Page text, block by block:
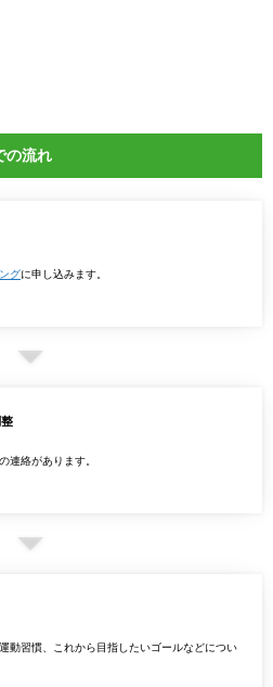
の流れ
グに申し込みます。
連絡があります。
動習慣、これから目指したいゴールなどについ